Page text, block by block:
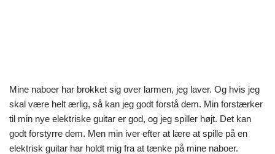
Mine naboer har brokket sig over larmen, jeg laver. Og hvis jeg
skal være helt ærlig, så kan jeg godt forstå dem. Min forstærker
til min nye elektriske guitar er god, og jeg spiller højt. Det kan
godt forstyrre dem. Men min iver efter at lære at spille på en
elektrisk guitar har holdt mig fra at tænke på mine naboer.